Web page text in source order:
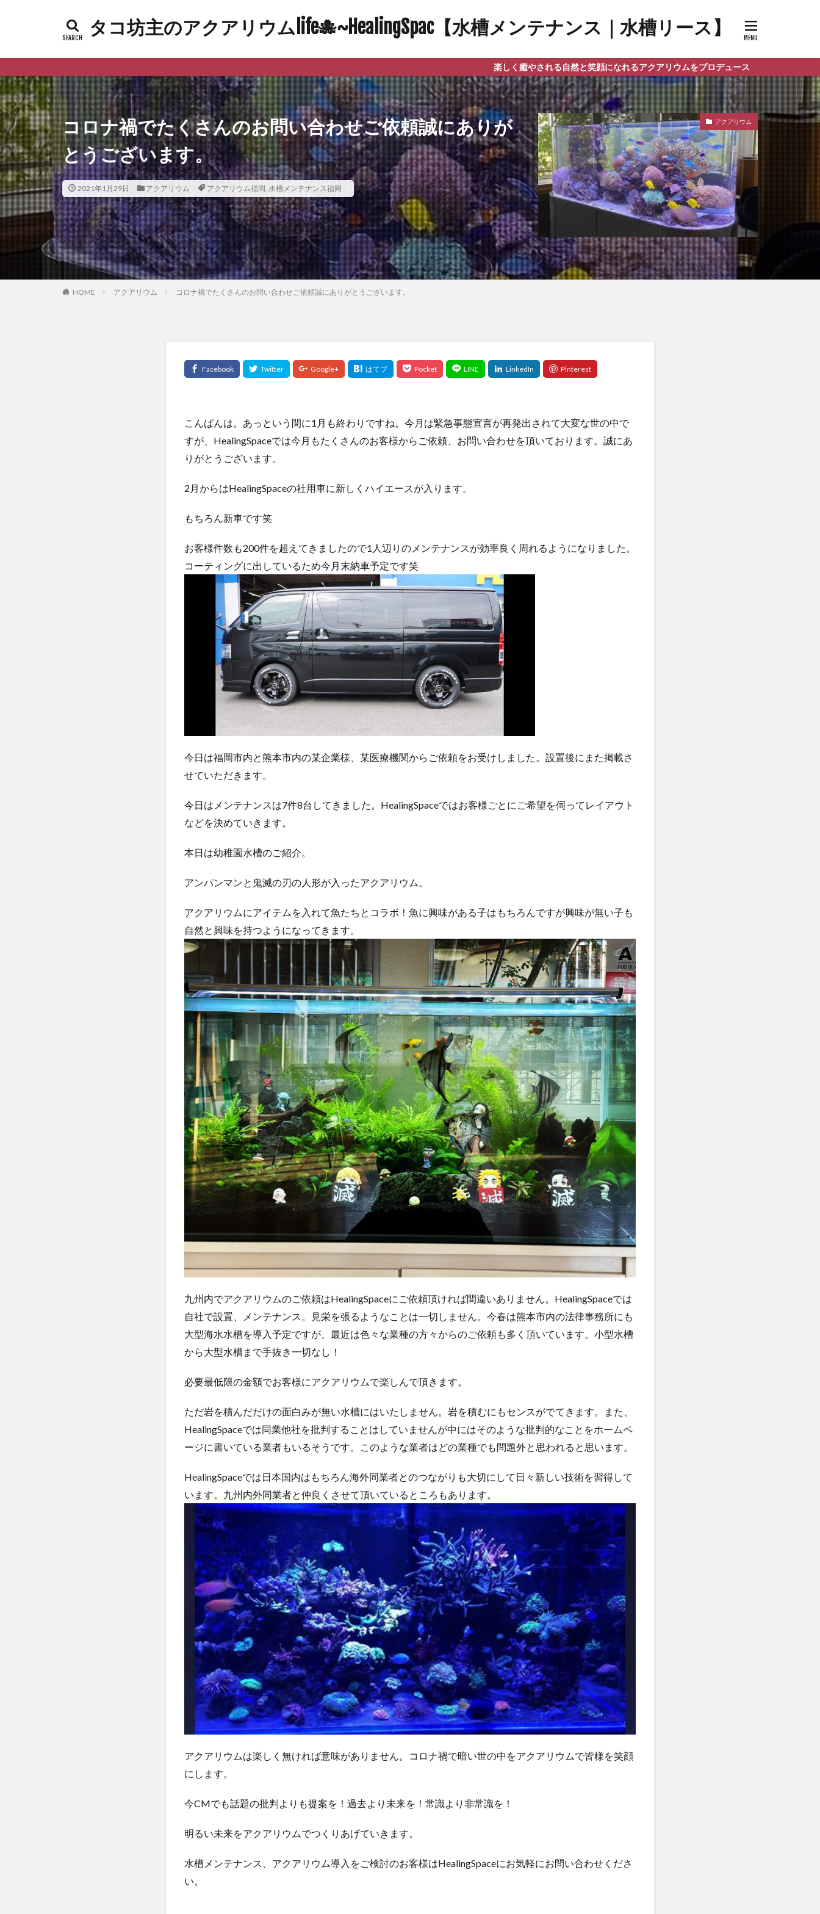
タコ坊主のアクアリウムlife🐙~HealingSpac【水槽メンテナンス｜水槽リース】
楽しく癒やされる自然と笑顔になれるアクアリウムをプロデュース
コロナ禍でたくさんのお問い合わせご依頼誠にありが
とうございます。
2021年1月29日 アクアリウム アクアリウム福岡, 水槽メンテナンス福岡
アクアリウム
HOME アクアリウム コロナ禍でたくさんのお問い合わせご依頼誠にありがとうございます。
こんばんは。あっという間に1月も終わりですね。今月は緊急事態宣言が再発出されて大変な世の中で
すが、HealingSpaceでは今月もたくさんのお客様からご依頼、お問い合わせを頂いております。誠にあ
りがとうございます。
2月からはHealingSpaceの社用車に新しくハイエースが入ります。
もちろん新車です笑
お客様件数も200件を超えてきましたので1人辺りのメンテナンスが効率良く周れるようになりました。
コーティングに出しているため今月末納車予定です笑
今日は福岡市内と熊本市内の某企業様、某医療機関からご依頼をお受けしました。設置後にまた掲載さ
せていただきます。
今日はメンテナンスは7件8台してきました。HealingSpaceではお客様ごとにご希望を伺ってレイアウト
などを決めていきます。
本日は幼稚園水槽のご紹介。
アンパンマンと鬼滅の刃の人形が入ったアクアリウム。
アクアリウムにアイテムを入れて魚たちとコラボ！魚に興味がある子はもちろんですが興味が無い子も
自然と興味を持つようになってきます。
九州内でアクアリウムのご依頼はHealingSpaceにご依頼頂ければ間違いありません。HealingSpaceでは
自社で設置、メンテナンス。見栄を張るようなことは一切しません。今春は熊本市内の法律事務所にも
大型海水水槽を導入予定ですが、最近は色々な業種の方々からのご依頼も多く頂いています。小型水槽
から大型水槽まで手抜き一切なし！
必要最低限の金額でお客様にアクアリウムで楽しんで頂きます。
ただ岩を積んだだけの面白みが無い水槽にはいたしません。岩を積むにもセンスがでてきます。また、
HealingSpaceでは同業他社を批判することはしていませんが中にはそのような批判的なことをホームペ
ージに書いている業者もいるそうです。このような業者はどの業種でも問題外と思われると思います。
HealingSpaceでは日本国内はもちろん海外同業者とのつながりも大切にして日々新しい技術を習得して
います。九州内外同業者と仲良くさせて頂いているところもあります。
アクアリウムは楽しく無ければ意味がありません。コロナ禍で暗い世の中をアクアリウムで皆様を笑顔
にします。
今CMでも話題の批判よりも提案を！過去より未来を！常識より非常識を！
明るい未来をアクアリウムでつくりあげていきます。
水槽メンテナンス、アクアリウム導入をご検討のお客様はHealingSpaceにお気軽にお問い合わせくださ
い。